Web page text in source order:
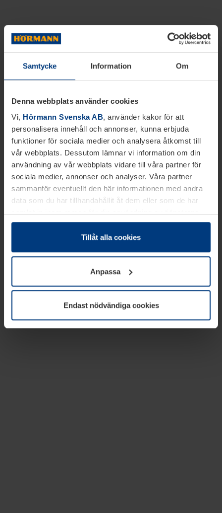
Samtycke Information Om
Denna webbplats använder cookies
Vi, Hörmann Svenska AB, använder kakor för att
personalisera innehåll och annonser, kunna erbjuda
funktioner för sociala medier och analysera åtkomst till
vår webbplats. Dessutom lämnar vi information om din
användning av vår webbplats vidare till våra partner för
sociala medier, annonser och analyser. Våra partner
sammanför eventuellt den här informationen med andra
data som du har tillhandahållit åt dem eller som de har
samlat in inom ramen för din användning av tjänsterna.
Juridiskt kan vi lagra kakor på din enhet, om de är
absolut nödvändiga för driften av den här webbplatsen.
godkännande kan du när som helst ändra eller återkalla i
informationen om kakor underDataskyddsförklaring
vår webbplats.
Tillåt alla cookies
Anpassa
Endast nödvändiga cookies